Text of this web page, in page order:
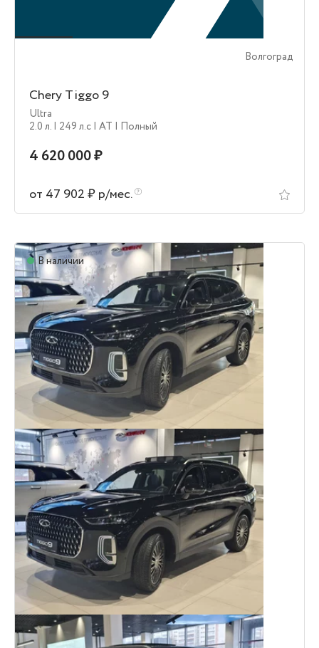
Волгоград
Chery Tiggo 9
Ultra
2.0 л. | 249 л.c | AT | Полный
4 620 000 ₽
от 47 902 ₽ р/мес.
В наличии